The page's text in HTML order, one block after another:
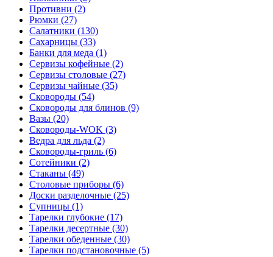
Противни (2)
Рюмки (27)
Салатники (130)
Сахарницы (33)
Банки для меда (1)
Сервизы кофейные (2)
Сервизы столовые (27)
Сервизы чайные (35)
Сковороды (54)
Сковороды для блинов (9)
Вазы (20)
Сковороды-WOK (3)
Ведра для льда (2)
Сковороды-гриль (6)
Сотейники (2)
Стаканы (49)
Столовые приборы (6)
Доски разделочные (25)
Супницы (1)
Тарелки глубокие (17)
Тарелки десертные (30)
Тарелки обеденные (30)
Тарелки подстановочные (5)